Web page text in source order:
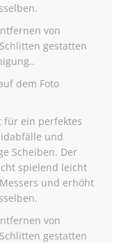
von
gestatten
dem Foto
für ein perfektes
und
Scheiben. Der
spielend leicht
und erhöht
von
gestatten